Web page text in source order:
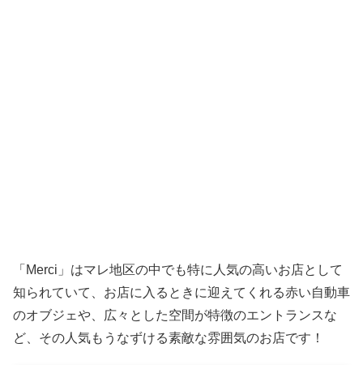
「Merci」はマレ地区の中でも特に人気の高いお店として
知られていて、お店に入るときに迎えてくれる赤い自動車
のオブジェや、広々とした空間が特徴のエントランスな
ど、その人気もうなずける素敵な雰囲気のお店です！